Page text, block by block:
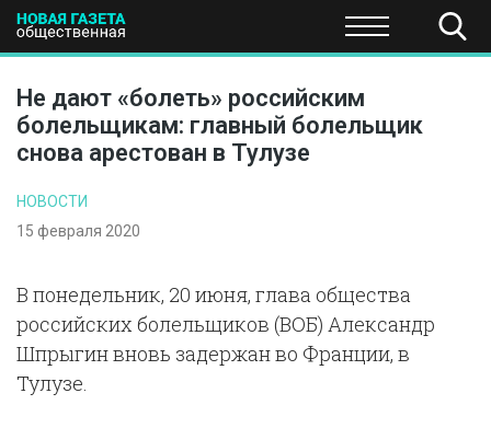
ПОЛИТИКА ЭКОНОМИКА НАУКА И
Не дают «болеть» российским
болельщикам: главный болельщик
снова арестован в Тулузе
НОВОСТИ
15 февраля 2020
В понедельник, 20 июня, глава общества
российских болельщиков (ВОБ) Александр
Шпрыгин вновь задержан во Франции, в
Тулузе.